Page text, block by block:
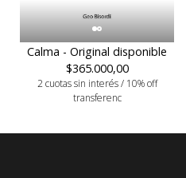
Calma - Original disponible
$365.000,00
2 cuotas sin interés / 10% off
transferenc